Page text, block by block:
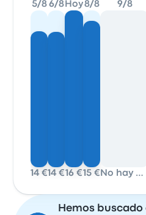
5/8
14 €
6/8
14 €
Hoy
16 €
8/8
15 €
9/8
No hay datos
Hemos